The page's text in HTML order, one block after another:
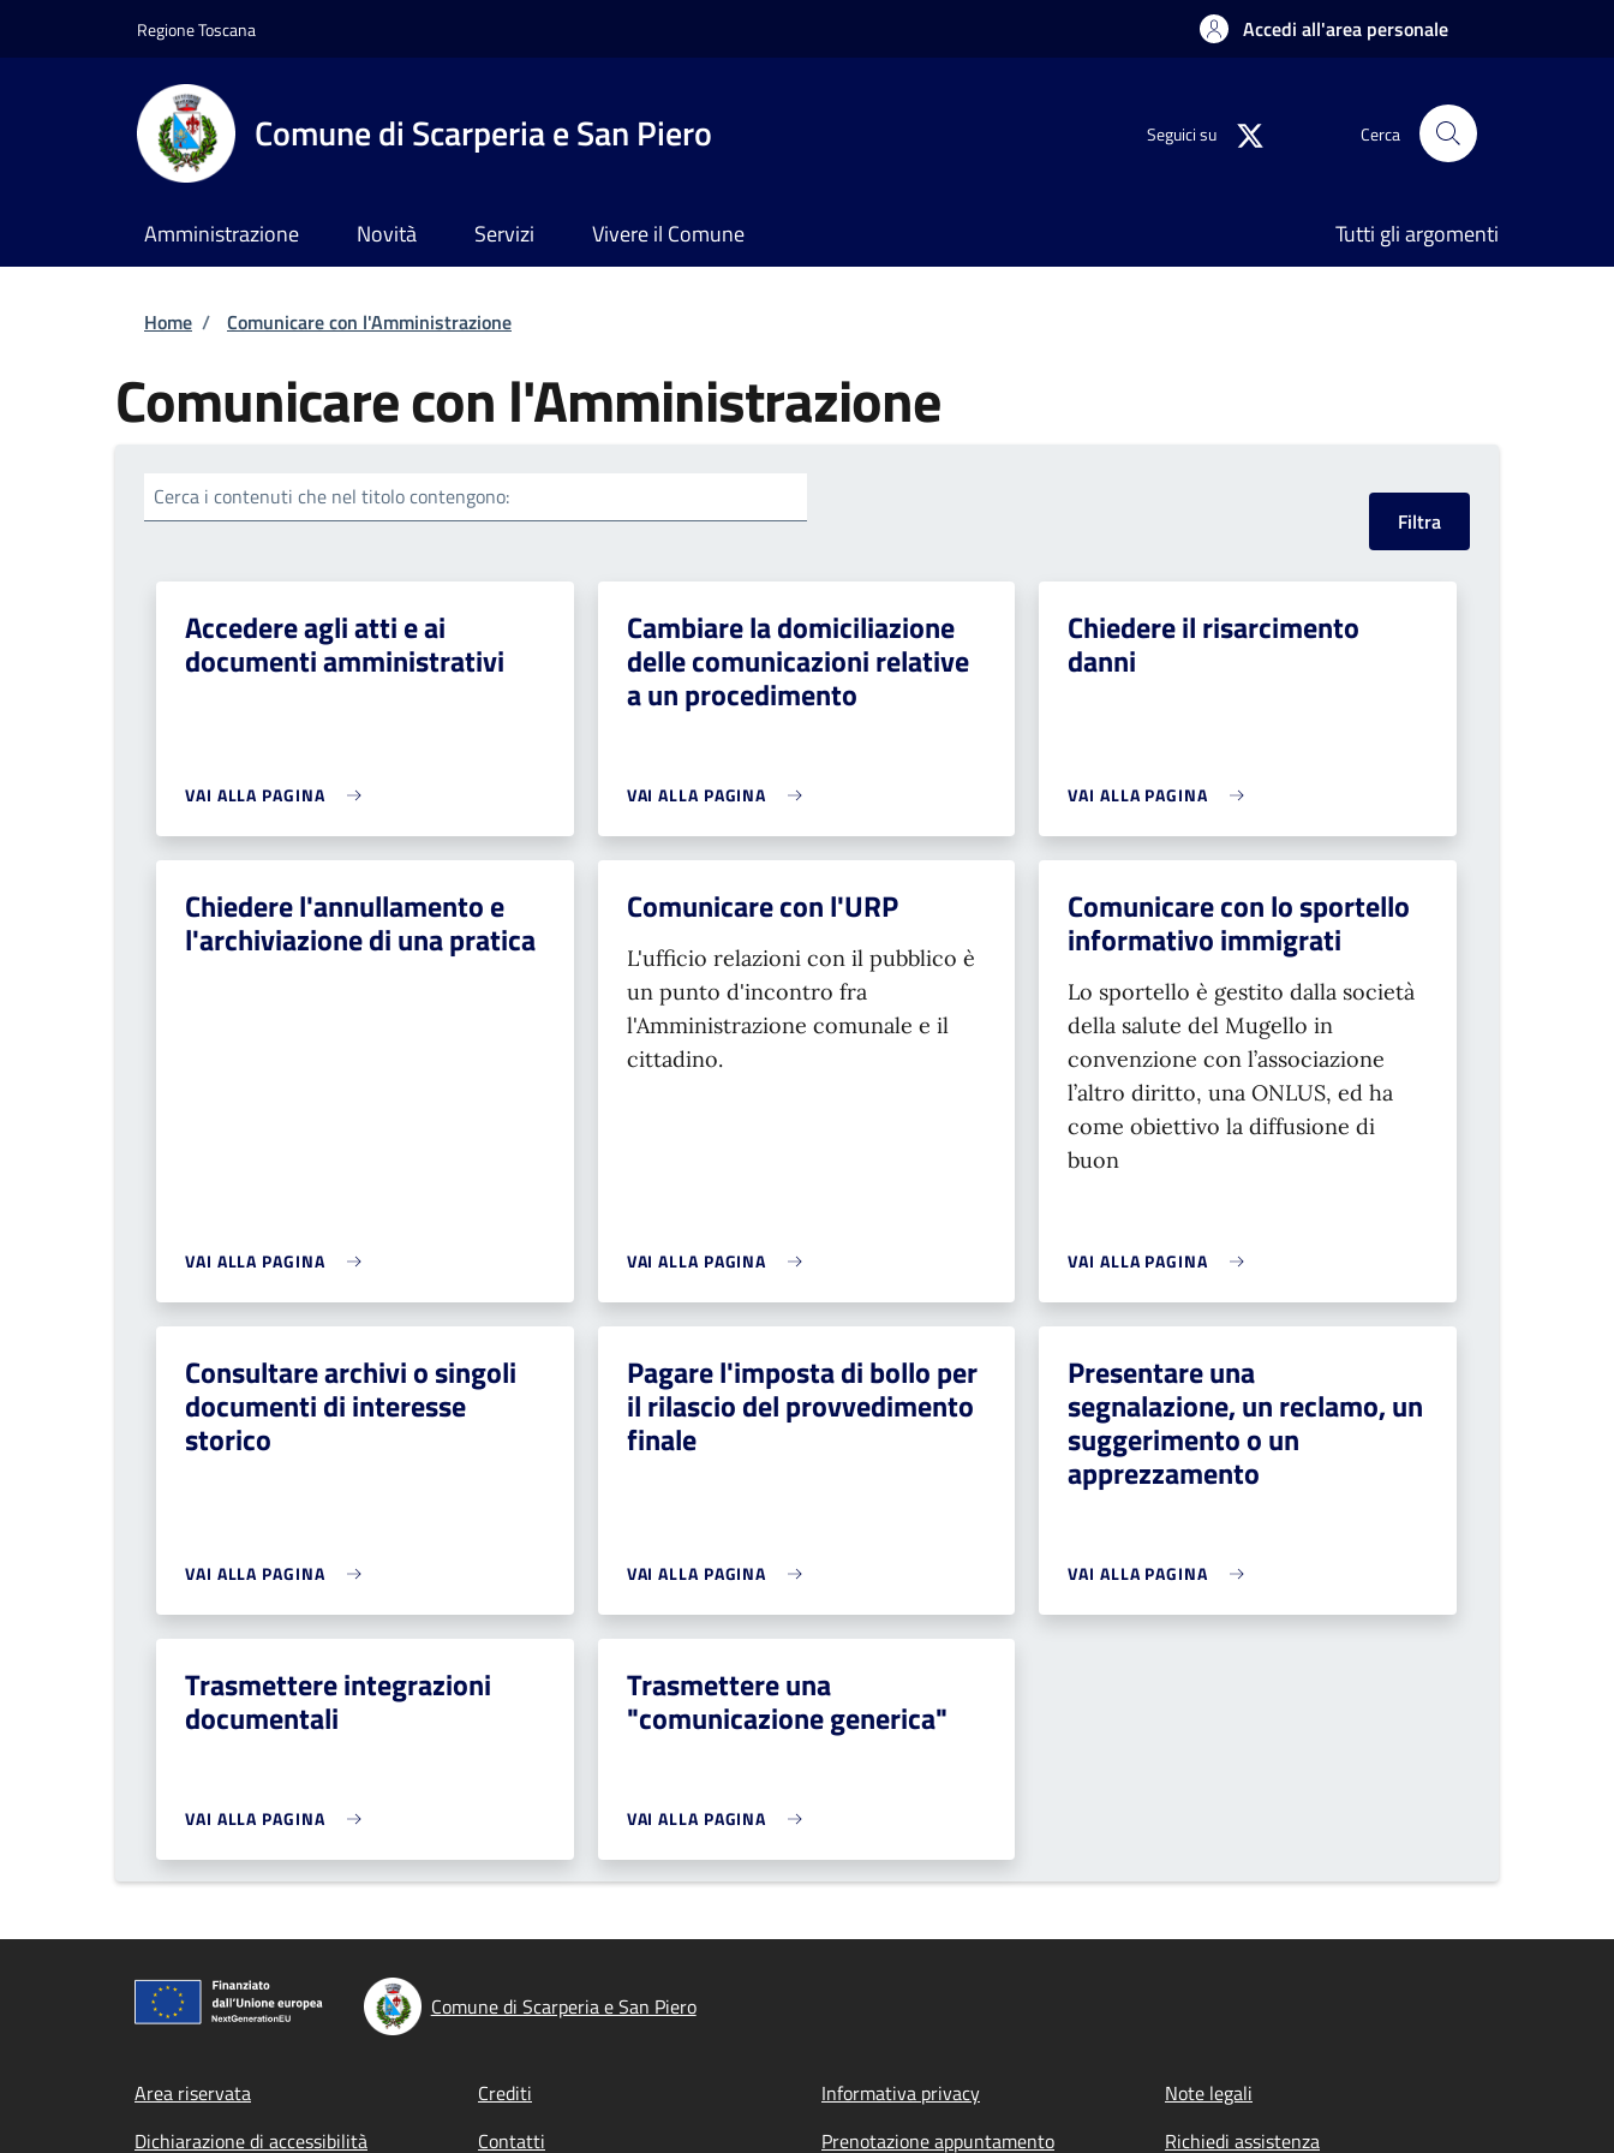
Regione Toscana Accedi all'area personale
Comune di Scarperia e San Piero Seguici su Cerca
Amministrazione Novità Servizi Vivere il Comune Tutti gli argomenti
Briciole di pane
Home / Comunicare con l'Amministrazione
Comunicare con l'Amministrazione
Cerca i contenuti che nel titolo contengono:
Accedere agli atti e ai
documenti amministrativi
VAI ALLA PAGINA
Cambiare la domiciliazione
delle comunicazioni relative
a un procedimento
VAI ALLA PAGINA
Chiedere il risarcimento
danni
VAI ALLA PAGINA
Chiedere l'annullamento e
l'archiviazione di una pratica
VAI ALLA PAGINA
Comunicare con l'URP
L'ufficio relazioni con il pubblico è
un punto d'incontro fra
l'Amministrazione comunale e il
cittadino.
VAI ALLA PAGINA
Comunicare con lo sportello
informativo immigrati
Lo sportello è gestito dalla società
della salute del Mugello in
convenzione con l’associazione
l’altro diritto, una ONLUS, ed ha
come obiettivo la diffusione di
buon
VAI ALLA PAGINA
Consultare archivi o singoli
documenti di interesse
storico
VAI ALLA PAGINA
Pagare l'imposta di bollo per
il rilascio del provvedimento
finale
VAI ALLA PAGINA
Presentare una
segnalazione, un reclamo, un
suggerimento o un
apprezzamento
VAI ALLA PAGINA
Trasmettere integrazioni
documentali
VAI ALLA PAGINA
Trasmettere una
"comunicazione generica"
VAI ALLA PAGINA
Comune di Scarperia e San Piero
Footer menu
Area riservata Crediti Informativa privacy
Note legali
Dichiarazione di accessibilità
Contatti Prenotazione appuntamento Richiedi assistenza